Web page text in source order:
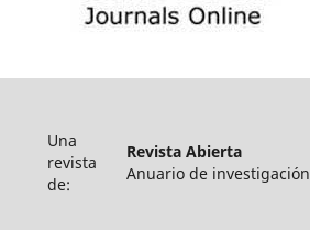
Una
revista
de:
Revista Abierta
Anuario de investigación